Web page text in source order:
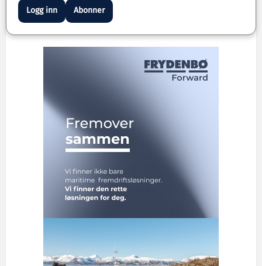
Logg inn Abonner